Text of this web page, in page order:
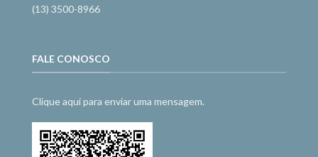
(13) 3500-8966
FALE CONOSCO
Clique aqui para enviar uma mensagem.